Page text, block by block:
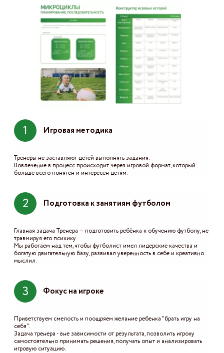
1 Игровая методика
Тренеры не заставляют детей выполнять задания.
Вовлечение в процесс происходит через игровой формат, который
больше всего понятен и интересен детям.
2 Подготовка к занятиям футболом
Главная задача Тренера — подготовить ребёнка к обучению футболу, не
травмируя его психику.
Мы работаем над тем, чтобы футболист имел лидерские качества и
богатую двигательную базу, развивал уверенность в себе и креативно
мыслил.
3 Фокус на игроке
Приветствуем смелость и поощряем желание ребенка "брать игру на
себя".
Задача тренера - вне зависимости от результата, позволить игроку
самостоятельно принимать решения, получать опыт и анализировать
игровую ситуацию.